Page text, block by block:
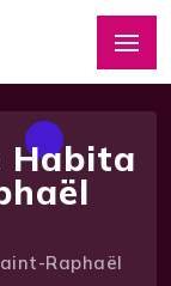
Habita
Raphaël